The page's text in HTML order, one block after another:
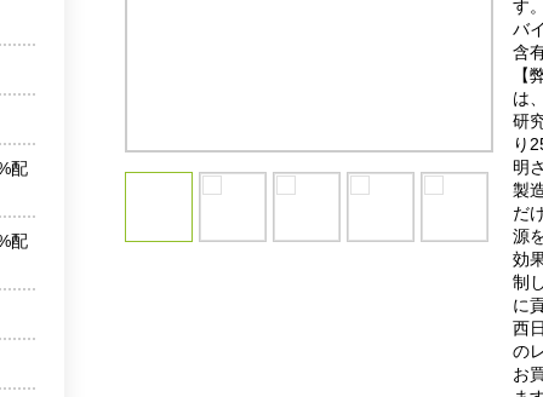
す
バ
含
【
は
研
り
明
製
だ
源
効
制
に
西
の
お
配
配